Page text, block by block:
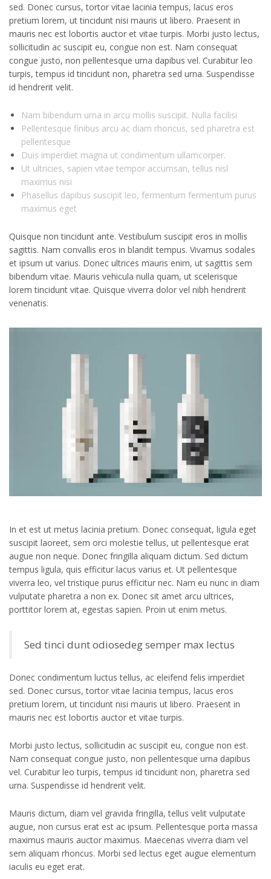
sed. Donec cursus, tortor vitae lacinia tempus, lacus eros
pretium lorem, ut tincidunt nisi mauris ut libero. Praesent in
mauris nec est lobortis auctor et vitae turpis. Morbi justo lectus,
sollicitudin ac suscipit eu, congue non est. Nam consequat
congue justo, non pellentesque urna dapibus vel. Curabitur leo
turpis, tempus id tincidunt non, pharetra sed urna. Suspendisse
id hendrerit velit.
Nam bibendum urna in arcu mollis suscipit. Nulla facilisi
Pellentesque finibus arcu ac diam rhoncus, sed pharetra est
pellentesque
Duis imperdiet magna ut condimentum ullamcorper.
Ut ultricies, sapien vitae tempor accumsan, tellus nisl
maximus nisi
Phasellus dapibus suscipit leo, fermentum fermentum purus
maximus eget
Quisque non tincidunt ante. Vestibulum suscipit eros in mollis
sagittis. Nam convallis eros in blandit tempus. Vivamus sodales
et ipsum ut varius. Donec ultrices mauris enim, ut sagittis sem
bibendum vitae. Mauris vehicula nulla quam, ut scelerisque
lorem tincidunt vitae. Quisque viverra dolor vel nibh hendrerit
venenatis.
In et est ut metus lacinia pretium. Donec consequat, ligula eget
suscipit laoreet, sem orci molestie tellus, ut pellentesque erat
augue non neque. Donec fringilla aliquam dictum. Sed dictum
tempus ligula, quis efficitur lacus varius et. Ut pellentesque
viverra leo, vel tristique purus efficitur nec. Nam eu nunc in diam
vulputate pharetra a non ex. Donec sit amet arcu ultrices,
porttitor lorem at, egestas sapien. Proin ut enim metus.
Sed tinci dunt odiosedeg semper max lectus
Donec condimentum luctus tellus, ac eleifend felis imperdiet
sed. Donec cursus, tortor vitae lacinia tempus, lacus eros
pretium lorem, ut tincidunt nisi mauris ut libero. Praesent in
mauris nec est lobortis auctor et vitae turpis.
Morbi justo lectus, sollicitudin ac suscipit eu, congue non est.
Nam consequat congue justo, non pellentesque urna dapibus
vel. Curabitur leo turpis, tempus id tincidunt non, pharetra sed
urna. Suspendisse id hendrerit velit.
Mauris dictum, diam vel gravida fringilla, tellus velit vulputate
augue, non cursus erat est ac ipsum. Pellentesque porta massa
maximus mauris auctor maximus. Maecenas viverra diam vel
sem aliquam rhoncus. Morbi sed lectus eget augue elementum
iaculis eu eget erat.